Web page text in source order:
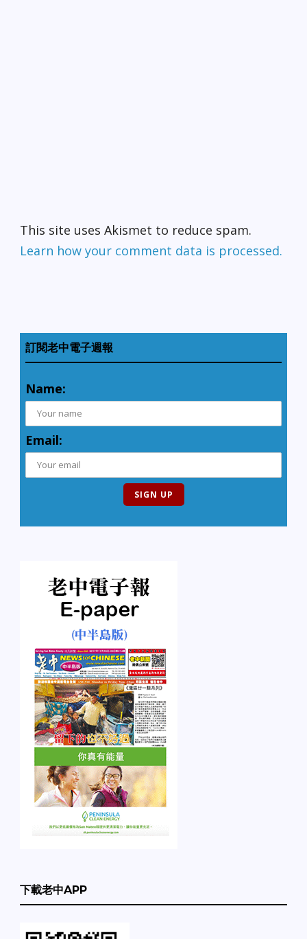
This site uses Akismet to reduce spam.
Learn how your comment data is processed.
訂閱老中電子週報
Name:
Email:
下載老中APP